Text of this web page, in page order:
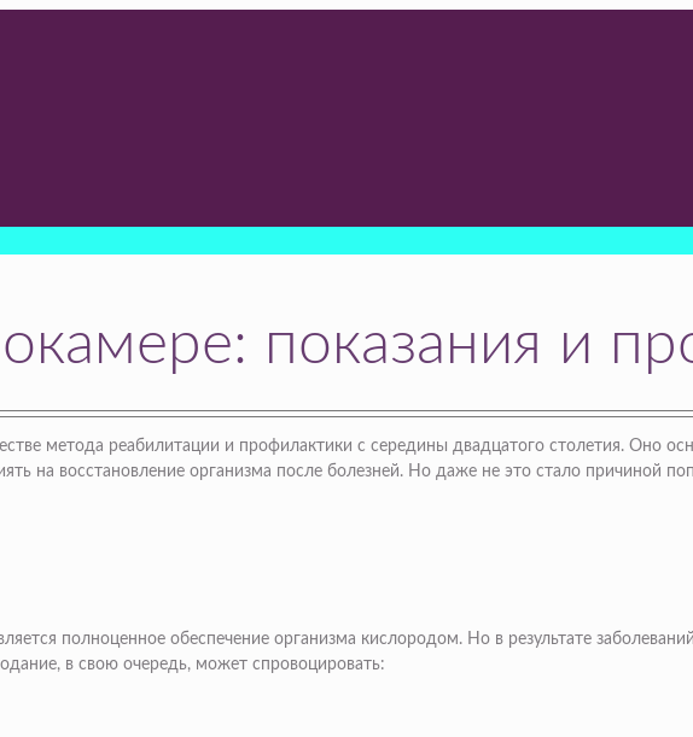
показания и
метода реабилитации и профилактики с середины двадцатого столетия. Оно
на восстановление организма после болезней. Но даже не это стало причиной
полноценное обеспечение организма кислородом. Но в результате
в свою очередь, может спровоцировать: